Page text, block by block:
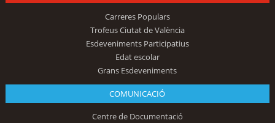
Carreres Populars
Trofeus Ciutat de València
Esdeveniments Participatius
Edat escolar
Grans Esdeveniments
COMUNICACIÓ
Centre de Documentació